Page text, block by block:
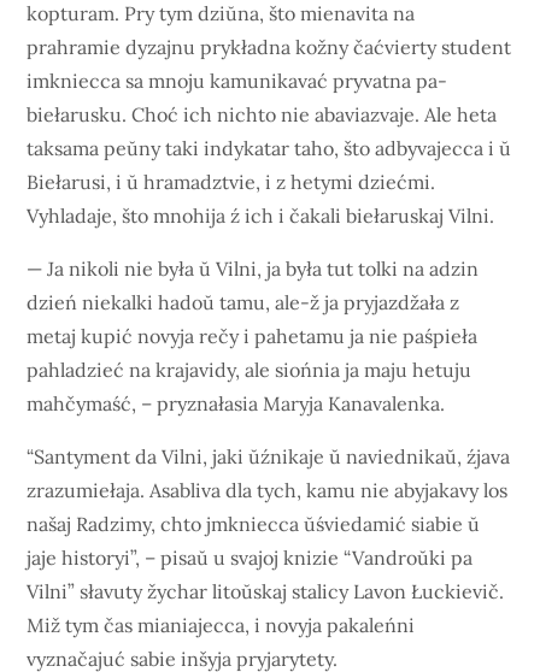
kopturam. Pry tym dziŭna, što mienavita na
prahramie dyzajnu prykładna kožny čaćvierty student
imkniecca sa mnoju kamunikavać pryvatna pa-
biełarusku. Choć ich nichto nie abaviazvaje. Ale heta
taksama peŭny taki indykatar taho, što adbyvajecca i ŭ
Biełarusi, i ŭ hramadztvie, i z hetymi dziećmi.
Vyhladaje, što mnohija ź ich i čakali biełaruskaj Vilni.
— Ja nikoli nie była ŭ Vilni, ja była tut tolki na adzin
dzień niekalki hadoŭ tamu, ale-ž ja pryjazdžała z
metaj kupić novyja rečy i pahetamu ja nie paśpieła
pahladzieć na krajavidy, ale siońnia ja maju hetuju
mahčymaść, – pryznałasia Maryja Kanavalenka.
“Santyment da Vilni, jaki ŭźnikaje ŭ naviednikaŭ, źjava
zrazumiełaja. Asabliva dla tych, kamu nie abyjakavy los
našaj Radzimy, chto jmkniecca ŭśviedamić siabie ŭ
jaje historyi”, – pisaŭ u svajoj knizie “Vandroŭki pa
Vilni” słavuty žychar litoŭskaj stalicy Lavon Łuckievič.
Miž tym čas mianiajecca, i novyja pakaleńni
vyznačajuć sabie inšyja pryjarytety.